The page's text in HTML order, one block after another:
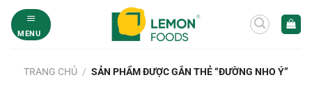
qua
MENU
TRANG CHỦ / SẢN PHẨM ĐƯỢC GẮN THẺ “ĐƯỜNG NHO Ý”